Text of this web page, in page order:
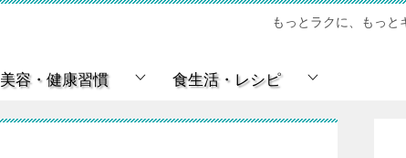
もっとラクに、もっと
美容・健康習慣 食生活・レシピ